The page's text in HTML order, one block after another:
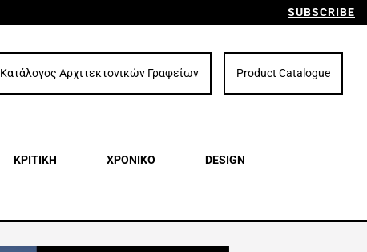
SUBSCRIBE
Κατάλογος Αρχιτεκτονικών Γραφείων Product Catalogue
ΚΡΙΤΙΚΗ ΧΡΟΝΙΚΟ DESIGN